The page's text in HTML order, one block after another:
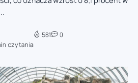
czytania
581 0